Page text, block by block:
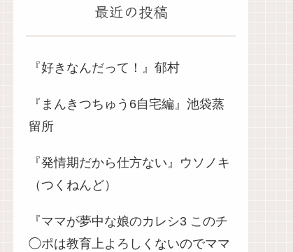
最近の投稿
『好きなんだって！』郁村
『まんきつちゅう6自宅編』池袋蒸
留所
『発情期だから仕方ない』ウソノキ
（つくねんど）
『ママが夢中な娘のカレシ3 このチ
◯ポは教育上よろしくないのでママ